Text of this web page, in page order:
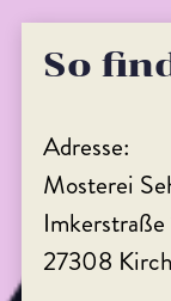
So
Adresse:
Mosterei
Imkerstraße
27308